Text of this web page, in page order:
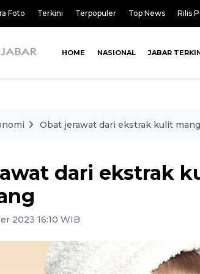
Foto Terkini Terpopuler Top News Rilis
HOME NASIONAL JABAR
Obat jerawat dari ekstrak kulit
dari ekstrak
2023 16:10 WIB